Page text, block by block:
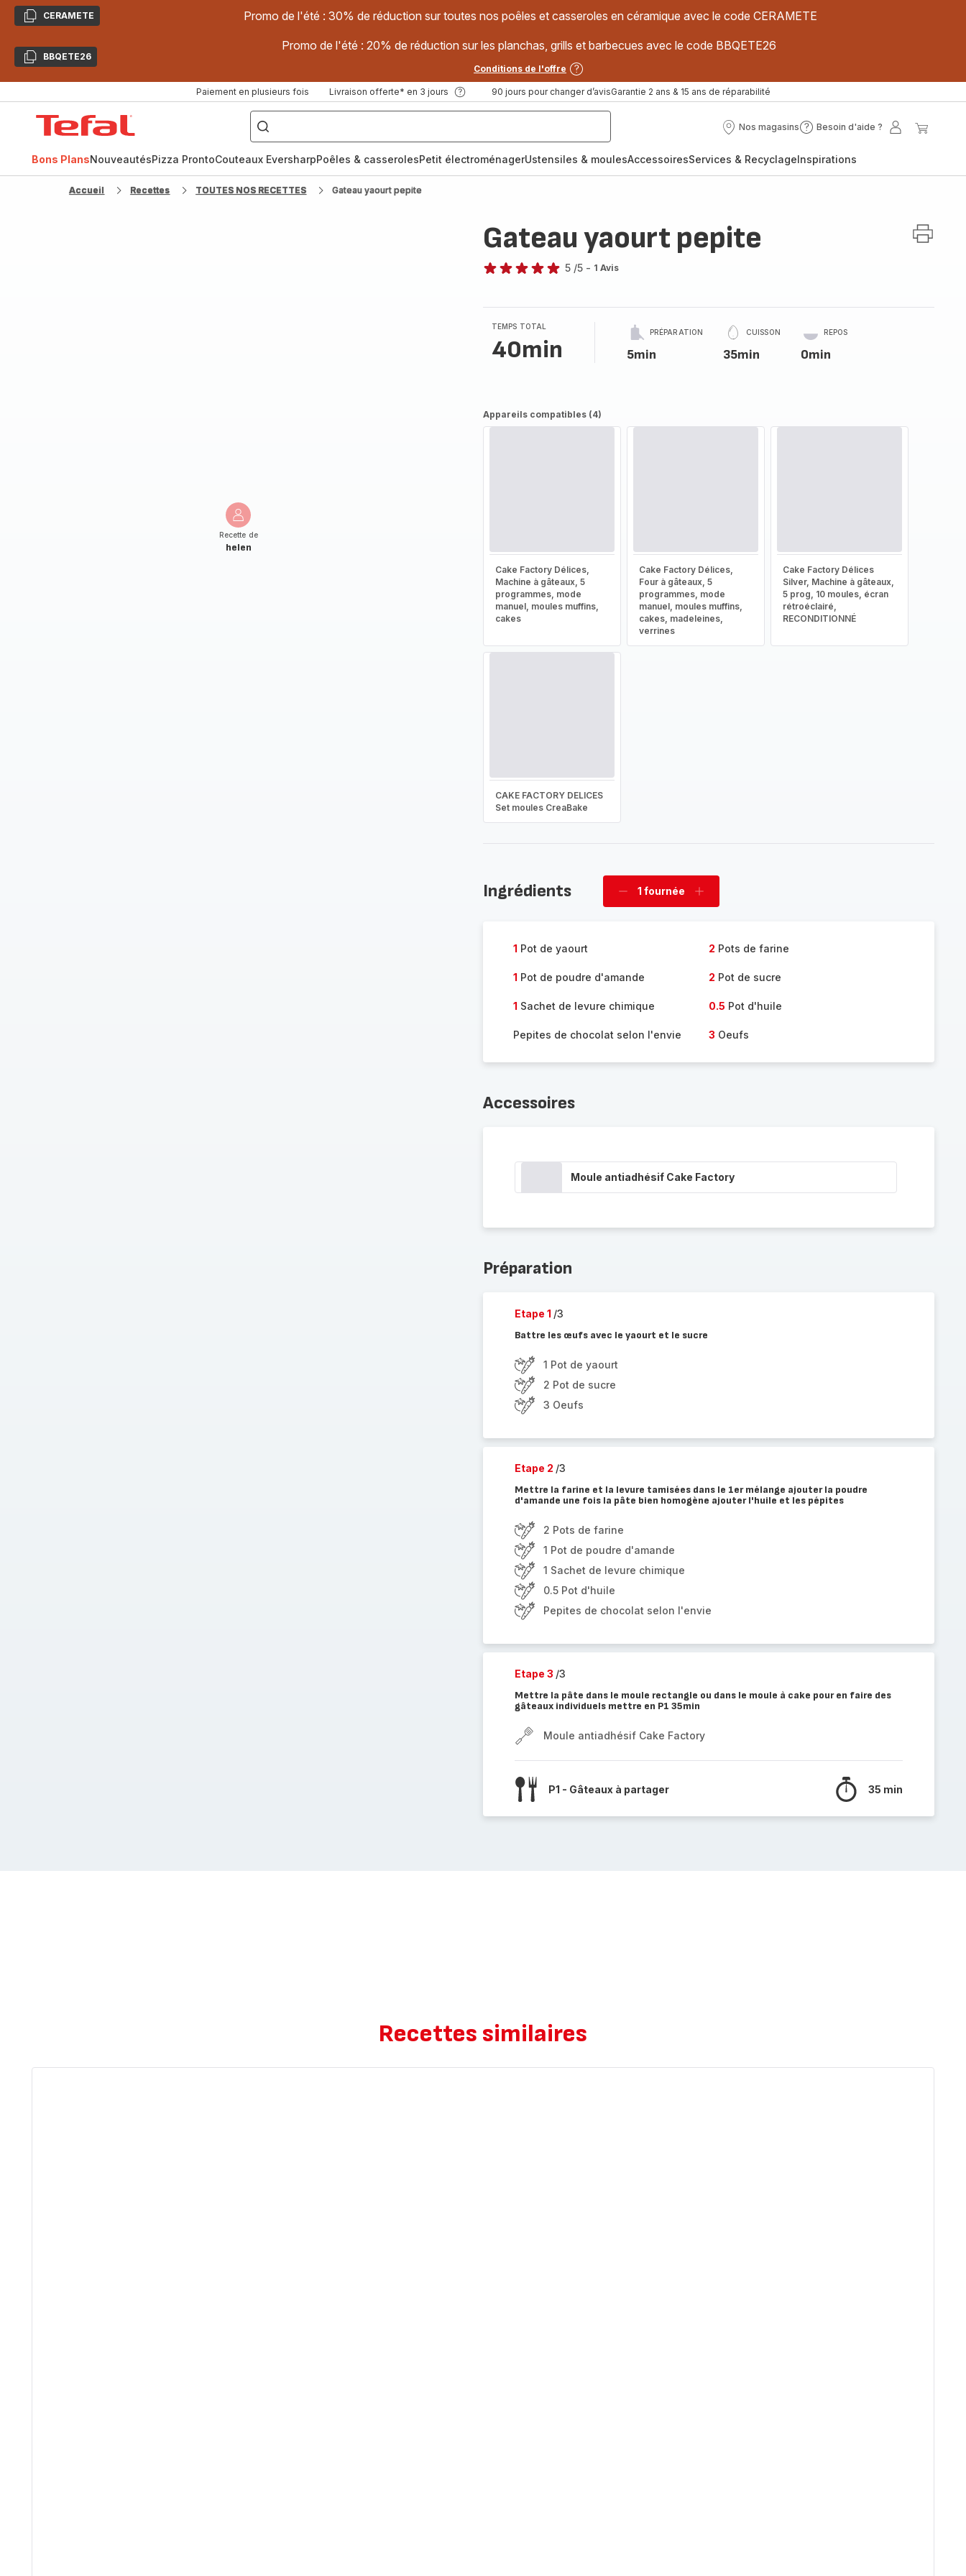
CopierCERAMETE Promo de l'été : 30% de réduction sur toutes nos poêles et casseroles en céramique avec le code CERAMETE
CopierBBQETE26
Promo de l'été : 20% de réduction sur les planchas, grills et barbecues avec le code BBQETE26
Conditions de l'offre
Paiement en plusieurs fois Livraison offerte* en 3 jours 90 jours pour changer d’avisGarantie 2 ans & 15 ans de réparabilité
["Poêles
inox,
Cake
Factory,
Nos magasins
Nos
Besoin d'aide ?
Besoin
?
Mon
Bons PlansNouveautésPizza ProntoCouteaux EversharpPoêles & casserolesPetit électroménagerUstensiles & moulesAccessoiresServices & RecyclageInspirations
Accueil Recettes TOUTES NOS RECETTES Gateau yaourt pepite
Recette de
helen
Gateau yaourt pepite
étoiles
(moyenne)
5 /5 - 1 Avis
TEMPS TOTAL
40min
PRÉPARATION
5min
CUISSON
35min
REPOS
0min
Appareils compatibles (4)
Cake Factory Délices,
Machine à gâteaux, 5
programmes, mode
manuel, moules muffins,
cakes
Cake Factory Délices,
Four à gâteaux, 5
programmes, mode
manuel, moules muffins,
cakes, madeleines,
verrines
Cake Factory Délices
Silver, Machine à gâteaux,
5 prog, 10 moules, écran
rétroéclairé,
RECONDITIONNÉ
CAKE FACTORY DELICES
Set moules CreaBake
Ingrédients
Supprimer
1 fournée
Ajouter
1 Pot de yaourt 2 Pots de farine
1 Pot de poudre d'amande 2 Pot de sucre
1 Sachet de levure chimique 0.5 Pot d'huile
Pepites de chocolat selon l'envie 3 Oeufs
Accessoires
Moule antiadhésif Cake Factory
Préparation
Etape 1 /3
Battre les œufs avec le yaourt et le sucre
1 Pot de yaourt
2 Pot de sucre
3 Oeufs
Etape 2 /3
Mettre la farine et la levure tamisées dans le 1er mélange ajouter la poudre
d'amande une fois la pâte bien homogène ajouter l'huile et les pépites
2 Pots de farine
1 Pot de poudre d'amande
1 Sachet de levure chimique
0.5 Pot d'huile
Pepites de chocolat selon l'envie
Etape 3 /3
Mettre la pâte dans le moule rectangle ou dans le moule à cake pour en faire des
gâteaux individuels mettre en P1 35min
Moule antiadhésif Cake Factory
P1 - Gâteaux à partager 35 min
Recettes similaires